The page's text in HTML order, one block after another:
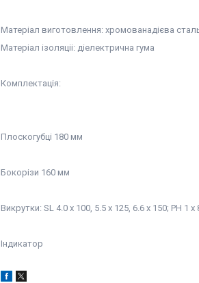
Матеріал виготовлення: хромованадієва
Матеріал ізоляціі: діелектрична гума
Комплектація:
Плоскогубці 180 мм
Бокорізи 160 мм
Викрутки: SL 4.0 x 100, 5.5 x 125, 6.6 x 150; PH 1 x
Індикатор